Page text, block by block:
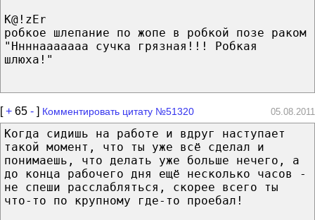
K@!zEr
робкое шлепание по жопе в робкой позе раком
"Ннннааааааа сучка грязная!!! Робкая
шлюха!"
[+ 65 - ] Комментировать цитату №51320 05.08.2011
Когда сидишь на работе и вдруг наступает
такой момент, что ты уже всё сделал и
понимаешь, что делать уже больше нечего, а
до конца рабочего дня ещё несколько часов -
не спеши расслабляться, скорее всего ты
что-то по крупному где-то проебал!